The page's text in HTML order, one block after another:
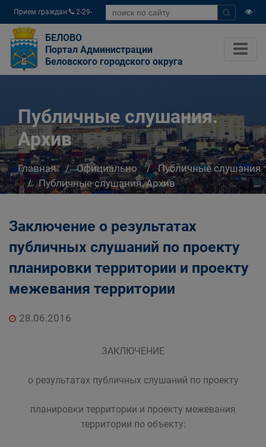
Прием граждан
2-29-
04
БЕЛОВО
Портал Администрации
Беловского городского округа
Публичные слушания.
Архив
Главная Официально
Публичные слушания
Публичные слушания. Архив
Заключение о результатах
публичных слушаний по проекту
планировки территории и проекту
межевания территории
28.06.2016
ЗАКЛЮЧЕНИЕ
о результатах публичных слушаний по проекту
планировки территории и проекту межевания
территории по объекту: